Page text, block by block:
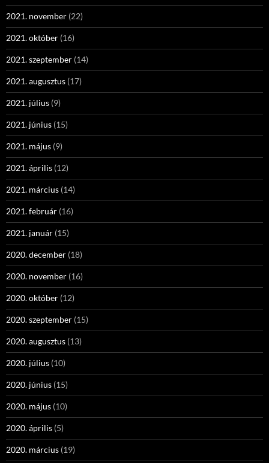
2021. november (22)
2021. október (16)
2021. szeptember (14)
2021. augusztus (17)
2021. július (9)
2021. június (15)
2021. május (9)
2021. április (12)
2021. március (14)
2021. február (16)
2021. január (15)
2020. december (18)
2020. november (16)
2020. október (12)
2020. szeptember (15)
2020. augusztus (13)
2020. július (10)
2020. június (15)
2020. május (10)
2020. április (5)
2020. március (19)